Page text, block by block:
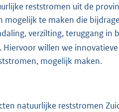
reststromen uit de
te maken die
verzilting, teruggang in
willen we
mogelijk maken.
natuurlijke reststromen